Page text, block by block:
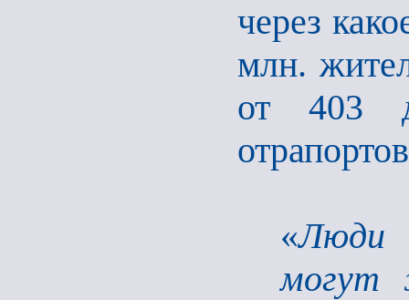
через
млн.
от 403
«Люди
могут